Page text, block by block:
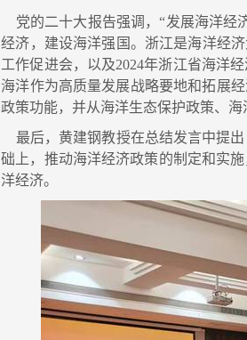
党的二十大报告强调，“发展海洋经
经济，建设海洋强国。浙江是海洋经
工作促进会，以及2024年浙江省海洋
海洋作为高质量发展战略要地和拓展
政策功能，并从海洋生态保护政策、
最后，黄建钢教授在总结发言中提
础上，推动海洋经济政策的制定和实
洋经济。